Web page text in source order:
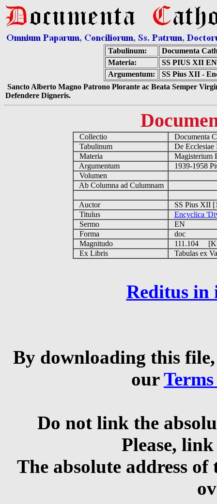
Tabulinum:
Documenta
Materia:
SS PIUS XII
Argumentum:
SS Pius XII -
Sancto Alberto Magno Patrono Plorante ac Beata Semper
Defendere Digneris.
Collectio
Documenta
Tabulinum
De
Materia
Magisterium
Argumentum
1939-1958
Volumen
Ab Columna ad Culumnam
Auctor
SS Pius XII
Titulus
Encyclica
Sermo
EN
Forma
doc
Magnitudo
111.104
Ex Libris
Tabulas ex
Reditus in
By downloading this
our
Do not link the
Please,
The absolute address